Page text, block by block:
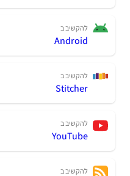
להקשיב ב
Android
להקשיב ב
Stitcher
להקשיב ב
YouTube
להקשיב ב